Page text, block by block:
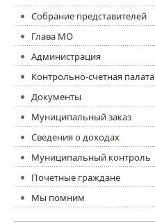
Собрание представителей
Глава МО
Администрация
Контрольно-счетная палата
Документы
Муниципальный заказ
Сведения о доходах
Муниципальный контроль
Почетные граждане
Мы помним